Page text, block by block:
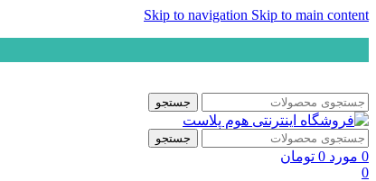
Skip to navigation Skip to main content
جستجو
جستجو
0 مورد 0 تومان
0